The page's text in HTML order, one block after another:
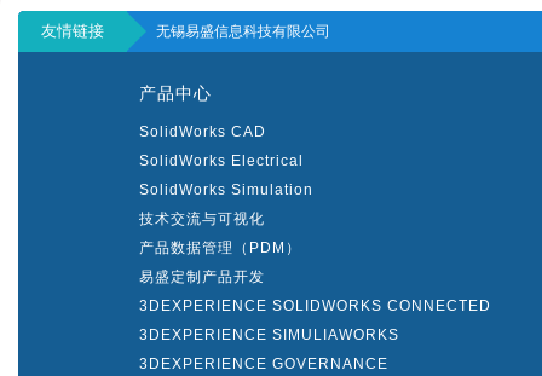
友情链接 无锡易盛信息科技有限公司
产品中心
SolidWorks CAD
SolidWorks Electrical
SolidWorks Simulation
技术交流与可视化
产品数据管理（PDM）
易盛定制产品开发
3DEXPERIENCE SOLIDWORKS CONNECTED
3DEXPERIENCE SIMULIAWORKS
3DEXPERIENCE GOVERNANCE